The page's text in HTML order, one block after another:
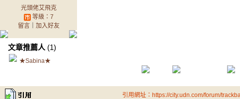
光頭佬艾飛克
等級：7
留言｜ 加入好友
文章推薦人 (1)
★Sabina★
引用網址：https://city.udn.com/forum/